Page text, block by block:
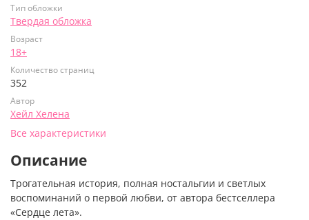
Тип обложки
Твердая обложка
Возраст
18+
Количество страниц
352
Автор
Хейл Хелена
Все характеристики
Описание
Трогательная история, полная ностальгии и светлых
воспоминаний о первой любви, от автора бестселлера
«Сердце лета».